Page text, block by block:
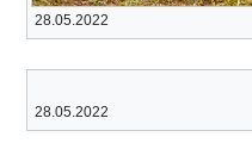
28.05.2022
28.05.2022